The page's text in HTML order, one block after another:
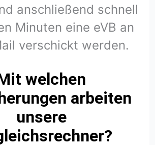
anschließend schnell
Minuten eine eVB an
verschickt werden.
welchen
arbeiten
unsere